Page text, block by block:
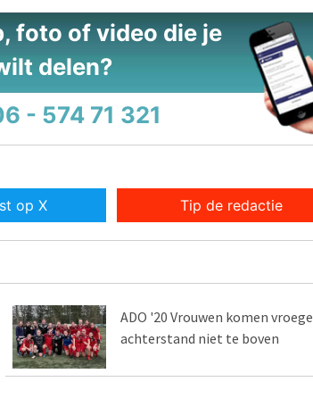
foto of video die je
delen?
- 574 71 321
op X Tip de redactie
ADO '20 Vrouwen komen vroege
achterstand niet te boven